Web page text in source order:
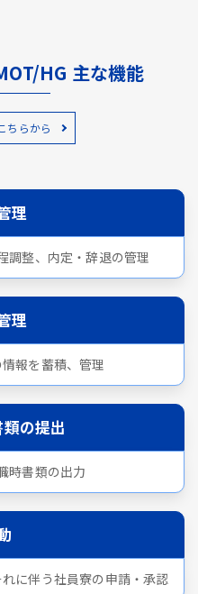
HG 主な機能
ちらから
理
調整、内定・辞退の管理
理
報を蓄積、管理
の提出
時書類の出力
に伴う社員寮の申請・承認